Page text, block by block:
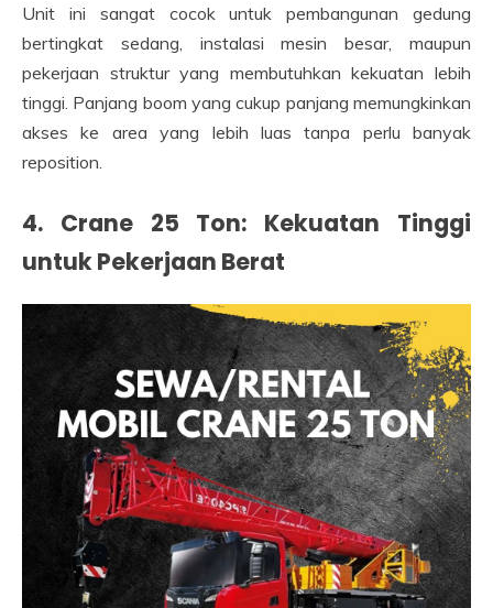
Unit ini sangat cocok untuk pembangunan gedung
bertingkat sedang, instalasi mesin besar, maupun
pekerjaan struktur yang membutuhkan kekuatan lebih
tinggi. Panjang boom yang cukup panjang memungkinkan
akses ke area yang lebih luas tanpa perlu banyak
reposition.
4. Crane 25 Ton: Kekuatan Tinggi
untuk Pekerjaan Berat